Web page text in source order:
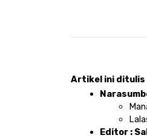
Artikel ini ditulis
Editor :